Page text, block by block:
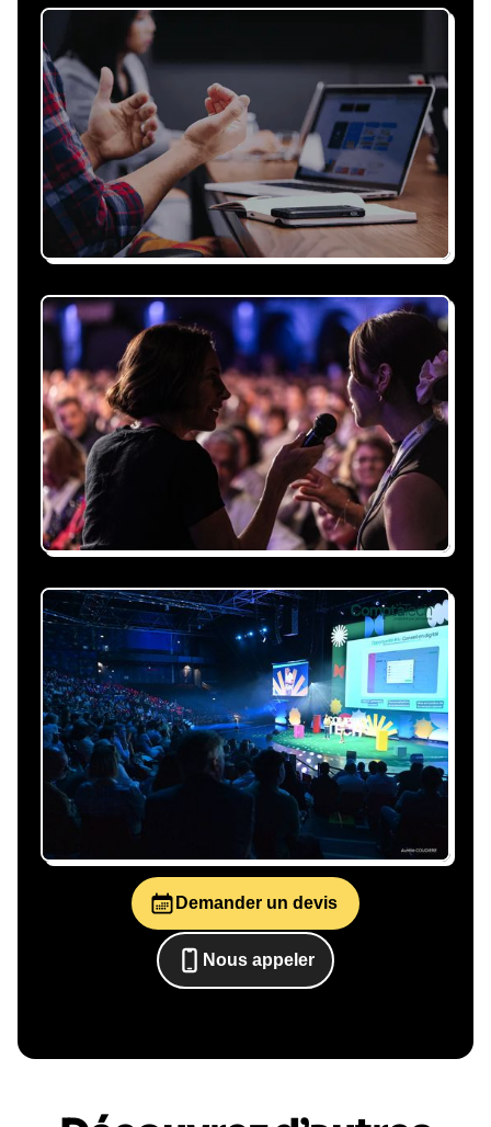
Recevez une proposition
sous 24h
Expliquez-nous vos besoins, on vous répond
sous 24h avec une proposition
personnalisée, claire et adaptée à votre
événement et à vos contraintes.
Nous nous occupons de
tout
Gestion du planning, échanges avec le
conférencier, coordination logistique : vous
êtes accompagné à chaque étape, sans perte
de temps ni complication.
Le conférencier vient à
parole impactante, engageante et sur-mesure
Demander un devis
Nous appeler
0652698481